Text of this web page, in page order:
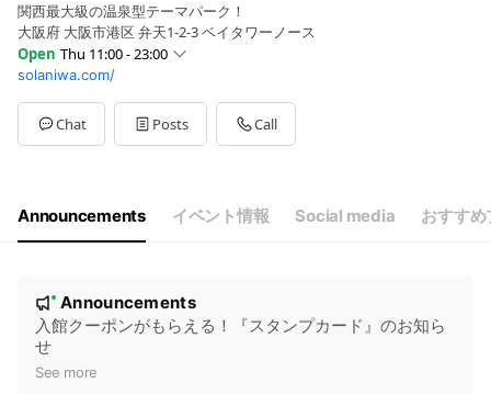
関西最大級の温泉型テーマパーク！
大阪府 大阪市港区 弁天1-2-3 ベイタワーノース
Open Thu 11:00 - 23:00
Sun11:00 - 23:00
Mon11:00 - 23:00
Tue11:00 - 23:00
Wed11:00 - 23:00
月1回休館日あり ※詳細は公式HPで確認してください
solaniwa.com/
Chat Posts Call
Announcements イベント情報 Social media おすすめ
New
Announcements
入館クーポンがもらえる！『スタンプカード』のお知ら
せ
See more